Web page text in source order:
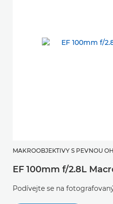
MAKROOBJEKTIVY S PEVNOU
EF 100mm f/2.8L
Podívejte se na